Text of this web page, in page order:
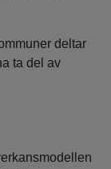
deltar
ta del av